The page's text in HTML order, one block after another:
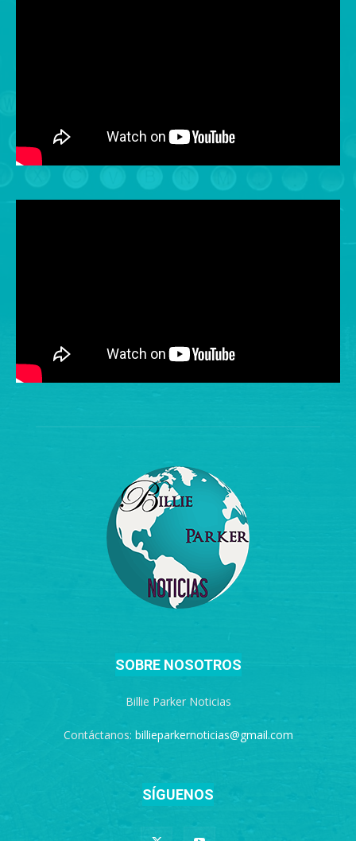
SOBRE NOSOTROS
Billie Parker Noticias
Contáctanos: billieparkernoticias@gmail.com
SÍGUENOS